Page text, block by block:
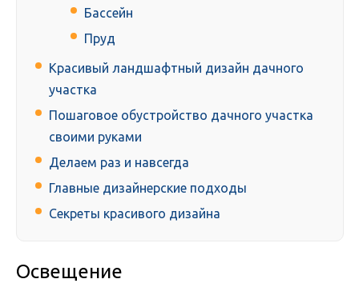
Бассейн
Пруд
Красивый ландшафтный дизайн дачного
участка
Пошаговое обустройство дачного участка
своими руками
Делаем раз и навсегда
Главные дизайнерские подходы
Секреты красивого дизайна
Освещение